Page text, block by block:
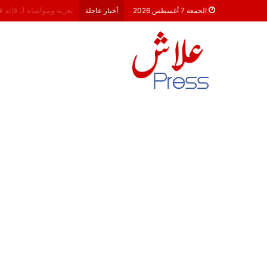
الجمعة 7 أغسطس 2026 أخبار عاجلة هشام جناح: من تألق